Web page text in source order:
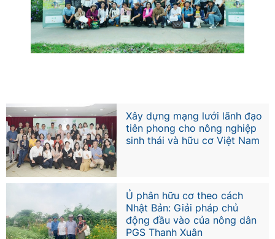
Xây dựng mạng lưới lãnh đạo
tiên phong cho nông nghiệp
sinh thái và hữu cơ Việt Nam
Ủ phân hữu cơ theo cách
Nhật Bản: Giải pháp chủ
động đầu vào của nông dân
PGS Thanh Xuân